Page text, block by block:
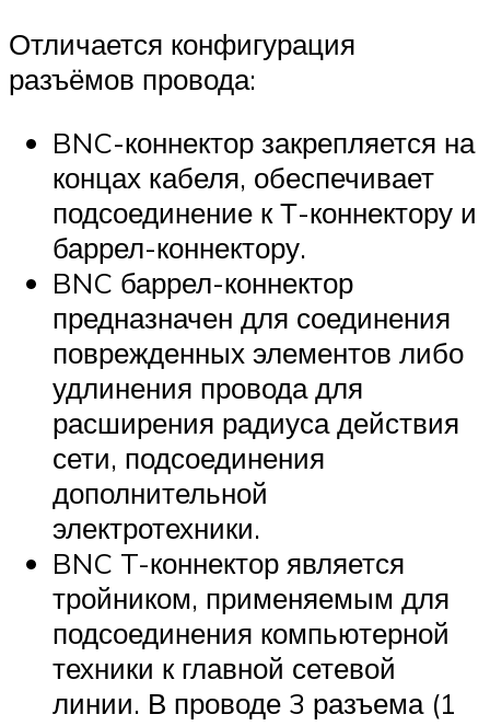
Отличается конфигурация
разъёмов провода:
BNC-коннектор закрепляется на
концах кабеля, обеспечивает
подсоединение к Т-коннектору и
баррел-коннектору.
BNC баррел-коннектор
предназначен для соединения
поврежденных элементов либо
удлинения провода для
расширения радиуса действия
сети, подсоединения
дополнительной
электротехники.
BNC T-коннектор является
тройником, применяемым для
подсоединения компьютерной
техники к главной сетевой
линии. В проводе 3 разъема (1